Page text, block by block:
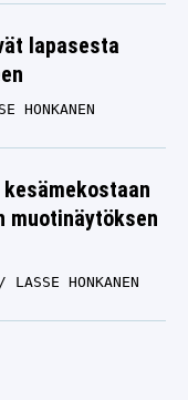
lapasesta
HONKANEN
muotinäytöksen
LASSE HONKANEN